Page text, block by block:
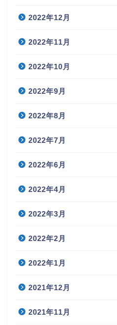
2022年12月
2022年11月
2022年10月
2022年9月
2022年8月
2022年7月
2022年6月
2022年4月
2022年3月
2022年2月
2022年1月
2021年12月
2021年11月